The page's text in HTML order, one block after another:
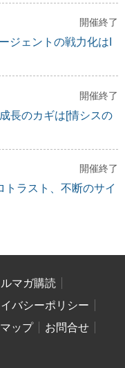
開催終了
ジェントの戦力化はI
開催終了
長のカギは[情シスの
開催終了
トラスト、不断のサイ
マガ購読
バシーポリシー
ップ
お問合せ